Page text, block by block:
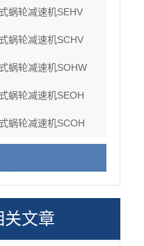
蜗轮减速机SEHV
蜗轮减速机SCHV
蜗轮减速机SOHW
蜗轮减速机SEOH
蜗轮减速机SCOH
关文章